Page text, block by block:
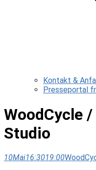
Kontakt &
Presseportal
WoodCycle
Studio
10Mai16:3019:00